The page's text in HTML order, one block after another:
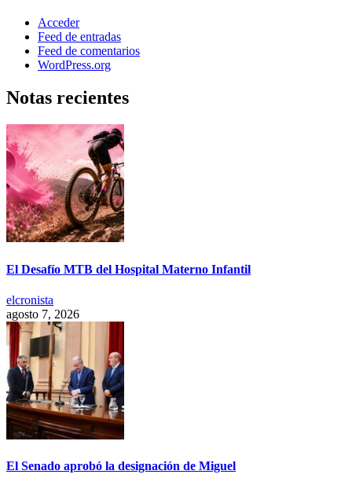
Acceder
Feed de entradas
Feed de comentarios
WordPress.org
Notas recientes
El Desafío MTB del Hospital Materno Infantil
elcronista
agosto 7, 2026
El Senado aprobó la designación de Miguel